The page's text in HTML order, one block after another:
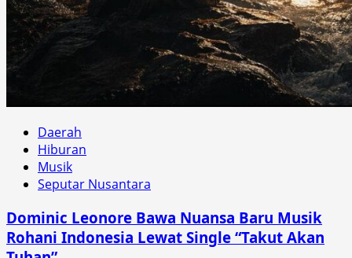
Daerah
Hiburan
Musik
Seputar Nusantara
Dominic Leonore Bawa Nuansa Baru Musik
Rohani Indonesia Lewat Single “Takut Akan